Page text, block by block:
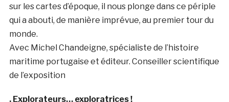
sur les cartes d’époque, il nous plonge dans ce périple
qui a abouti, de manière imprévue, au premier tour du
monde.
Avec Michel Chandeigne, spécialiste de l’histoire
maritime portugaise et éditeur. Conseiller scientifique
de l’exposition
. Explorateurs… exploratrices !